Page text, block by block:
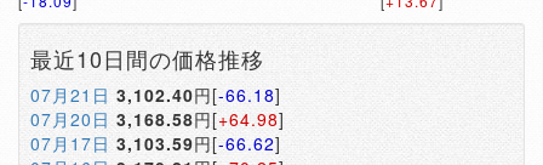
最近10日間の価格推移
07月21日 3,102.40円[-66.18]
07月20日 3,168.58円[+64.98]
07月17日 3,103.59円[-66.62]